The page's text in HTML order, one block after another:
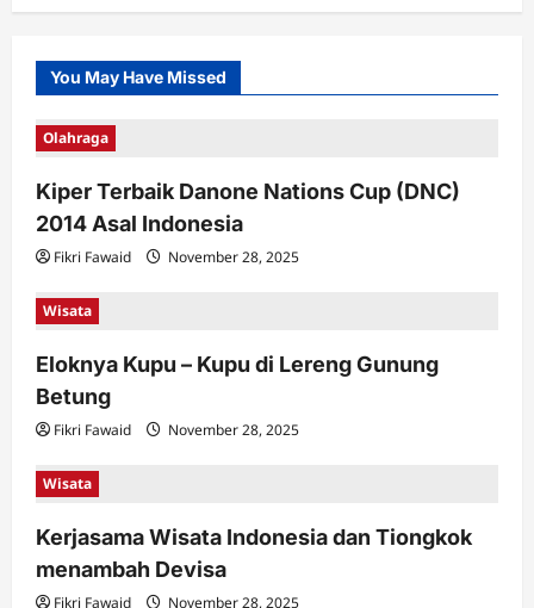
You May Have Missed
Olahraga
Kiper Terbaik Danone Nations Cup (DNC)
2014 Asal Indonesia
Fikri Fawaid November 28, 2025
Wisata
Eloknya Kupu – Kupu di Lereng Gunung
Betung
Fikri Fawaid November 28, 2025
Wisata
Kerjasama Wisata Indonesia dan Tiongkok
menambah Devisa
Fikri Fawaid November 28, 2025